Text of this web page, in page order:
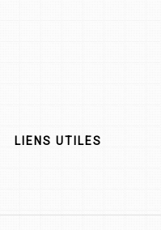
LIENS UTILES